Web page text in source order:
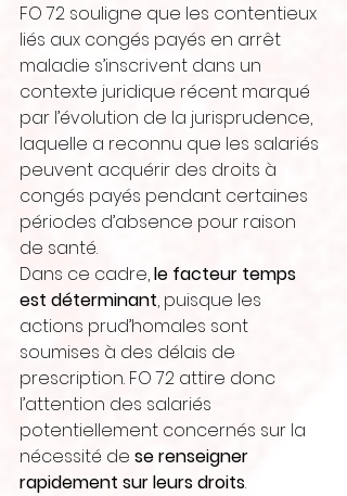
FO 72 souligne que les contentieux
liés aux congés payés en arrêt
maladie s’inscrivent dans un
contexte juridique récent marqué
par l’évolution de la jurisprudence,
laquelle a reconnu que les salariés
peuvent acquérir des droits à
congés payés pendant certaines
périodes d’absence pour raison
de santé.
Dans ce cadre, le facteur temps
est déterminant, puisque les
actions prud’homales sont
soumises à des délais de
prescription. FO 72 attire donc
l’attention des salariés
potentiellement concernés sur la
nécessité de se renseigner
rapidement sur leurs droits.